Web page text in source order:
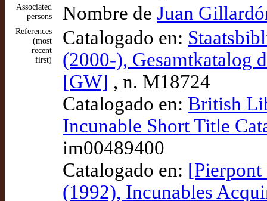
Associated
persons
Nombre de Juan
References
(most
recent
first)
Catalogado en:
(2000-), Gesamtkatalog
[GW] , n. M18724
Catalogado en: British
Incunable Short Title
im00489400
Catalogado en:
(1992), Incunables